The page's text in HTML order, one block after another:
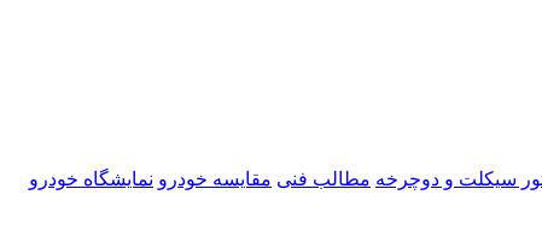
سیکلت و دوچرخه مطالب فنی مقایسه خودرو نمایشگاه خودرو